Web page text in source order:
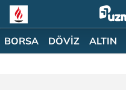
BORSA DÖVİZ ALTIN